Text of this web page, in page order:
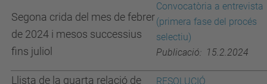
Segona crida del mes de febrer
de 2024 i mesos successius
fins juliol
Convocatòria a entrevista
(primera fase del procés
selectiu)
Publicació: 15.2.2024
Llista de la quarta relació de
RESOLUCIÓ